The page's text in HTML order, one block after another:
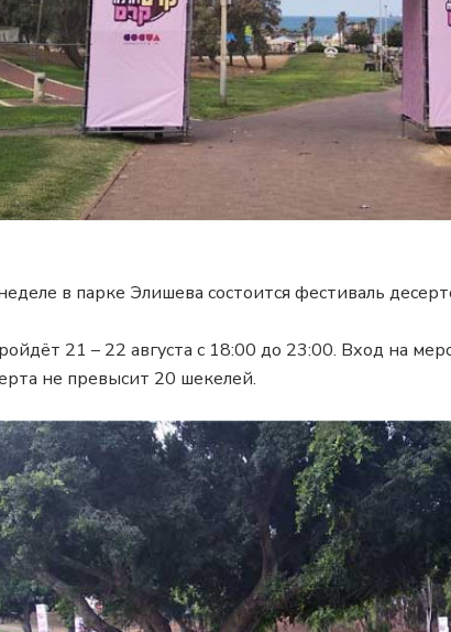
в парке Элишева состоится фестиваль
21 – 22 августа с 18:00 до 23:00. Вход на
не превысит 20 шекелей.